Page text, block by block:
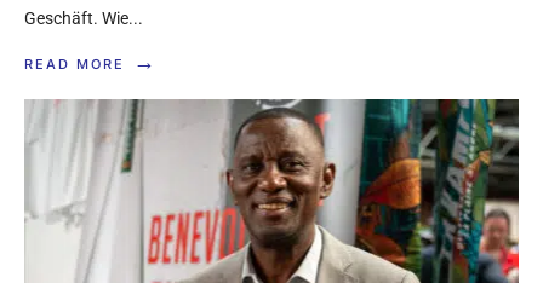
Geschäft. Wie...
READ MORE →